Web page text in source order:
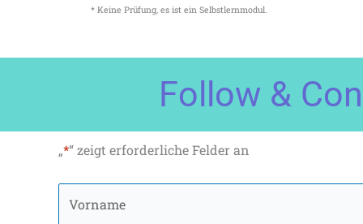
* Keine Prüfung, es ist ein Selbstlernmodul.
Follow &
„*“ zeigt erforderliche Felder an
Name*